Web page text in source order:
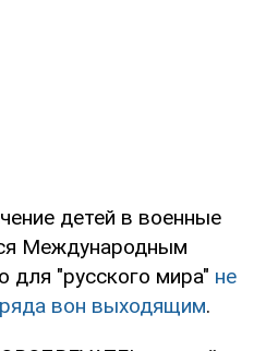
детей в военные
Международным
для "русского мира" не
вон выходящим.